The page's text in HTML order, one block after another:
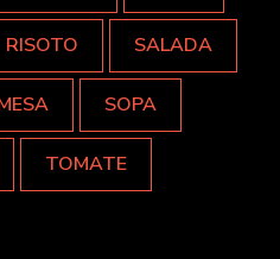
RISOTO SALADA
SOPA
TOMATE